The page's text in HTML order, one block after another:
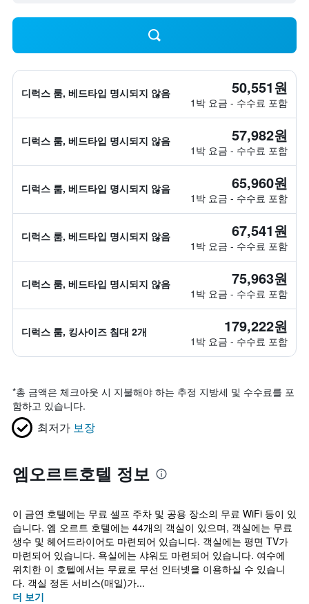
디럭스 룸, 베드타입 명시되지 않음 50,551원
1박 요금 - 수수료 포함
디럭스 룸, 베드타입 명시되지 않음 57,982원
1박 요금 - 수수료 포함
디럭스 룸, 베드타입 명시되지 않음 65,960원
1박 요금 - 수수료 포함
디럭스 룸, 베드타입 명시되지 않음 67,541원
1박 요금 - 수수료 포함
디럭스 룸, 베드타입 명시되지 않음 75,963원
1박 요금 - 수수료 포함
디럭스 룸, 킹사이즈 침대 2개 179,222원
1박 요금 - 수수료 포함
*총 금액은 체크아웃 시 지불해야 하는 추정 지방세 및 수수료를 포
함하고 있습니다.
최저가 보장
엠오르트호텔 정보
이 금연 호텔에는 무료 셀프 주차 및 공용 장소의 무료 WiFi 등이 있
습니다. 엠 오르트 호텔에는 44개의 객실이 있으며, 객실에는 무료
생수 및 헤어드라이어도 마련되어 있습니다. 객실에는 평면 TV가
마련되어 있습니다. 욕실에는 샤워도 마련되어 있습니다. 여수에
위치한 이 호텔에서는 무료로 무선 인터넷을 이용하실 수 있습니
다. 객실 정돈 서비스(매일)가...
더 보기